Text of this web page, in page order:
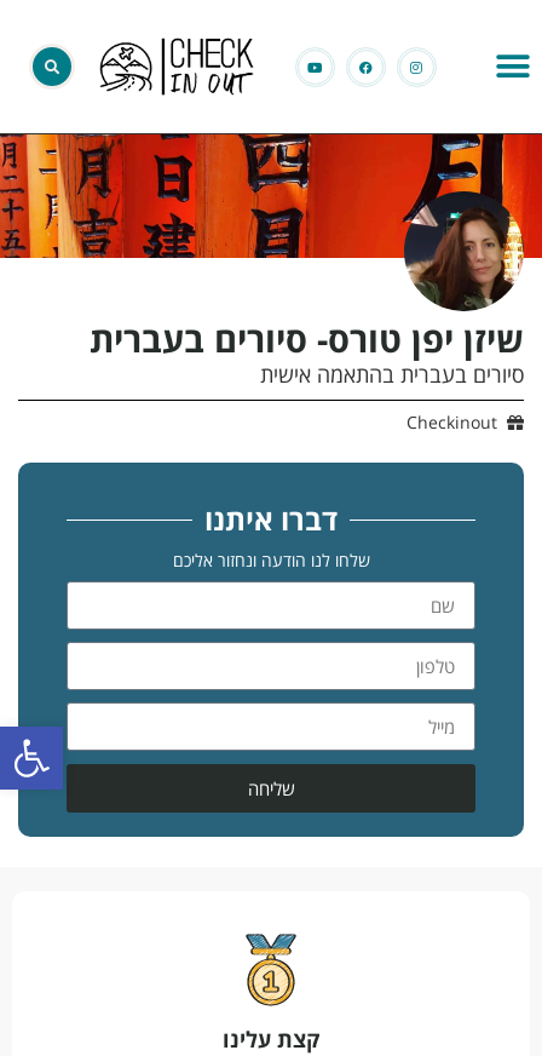
פתח
שיזן יפן טורס- סיורים בעברית
סיורים בעברית בהתאמה אישית
Checkinout
דברו איתנו
שלחו לנו הודעה ונחזור אליכם
שליחה
קצת עלינו